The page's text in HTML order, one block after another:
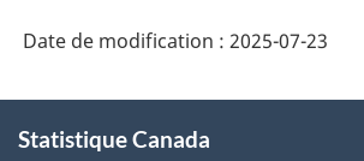
2022)
-
HTML
Date de modification : 2025-07-23
propos
Statistique Canada